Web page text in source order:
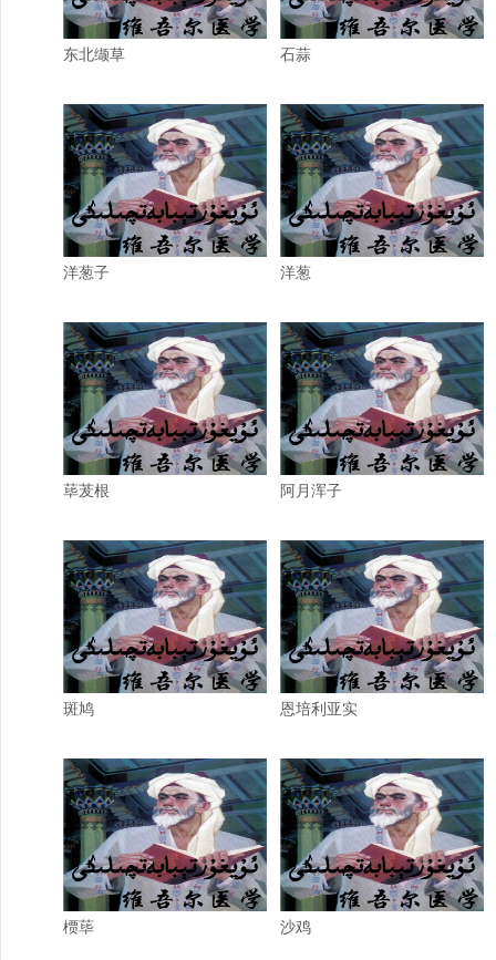
东北缬草 石蒜
洋葱子 洋葱
荜茇根 阿月浑子
斑鸠 恩培利亚实
槚荜 沙鸡